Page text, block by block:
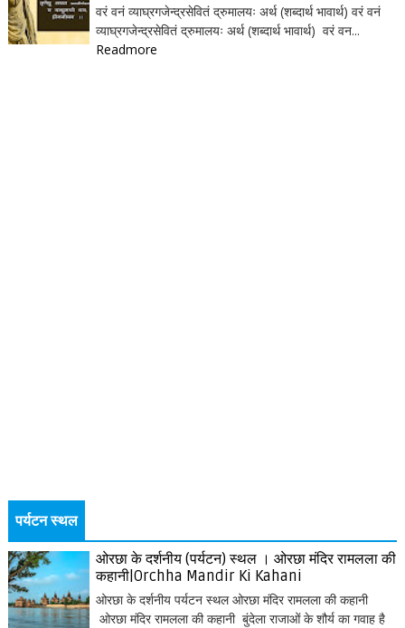
वरं वनं व्याघ्रगजेन्द्रसेवितं द्रुमालयः अर्थ (शब्दार्थ भावार्थ) वरं वनं
व्याघ्रगजेन्द्रसेवितं द्रुमालयः अर्थ (शब्दार्थ भावार्थ) वरं वन...
Readmore
पर्यटन स्थल
ओरछा के दर्शनीय (पर्यटन) स्थल । ओरछा मंदिर रामलला की
कहानी|Orchha Mandir Ki Kahani
ओरछा के दर्शनीय पर्यटन स्थल ओरछा मंदिर रामलला की कहानी
ओरछा मंदिर रामलला की कहानी बुंदेला राजाओं के शौर्य का गवाह है